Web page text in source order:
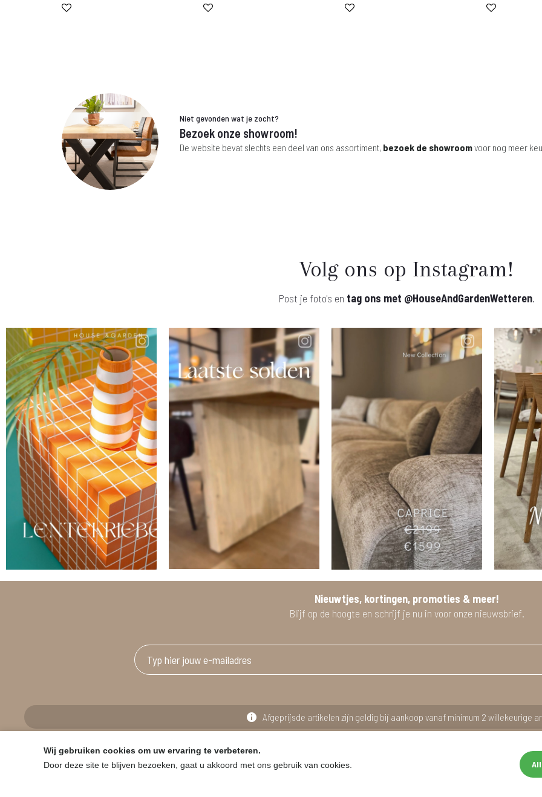
Niet gevonden wat je zocht?
Bezoek onze showroom!
De website bevat slechts een deel van ons assortiment, bezoek de showroomvoor nog meer
Volg ons op Instagram!
Post je foto's en tag ons met @HouseAndGardenWetteren.
Nieuwtjes, kortingen, promoties & meer!
Blijf op de hoogte en schrijf je nu in voor onze nieuwsbrief.
Afgeprijsde artikelen zijn geldig bij aankoop vanaf minimum 2 willekeurige
© HOUSE & GARDEN - Zuiderdijk 25, 9230 Wetteren
Onder voorbehoud van prijswijzigingen in de winkel en typfouten.
Wij gebruiken cookies om uw ervaring te verbeteren.
Door deze site te blijven bezoeken, gaat u akkoord met ons gebruik van cookies.